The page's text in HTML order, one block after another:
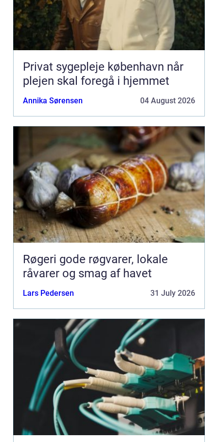
Privat sygepleje københavn når
plejen skal foregå i hjemmet
Annika Sørensen 04 August 2026
Røgeri gode røgvarer, lokale
råvarer og smag af havet
Lars Pedersen 31 July 2026